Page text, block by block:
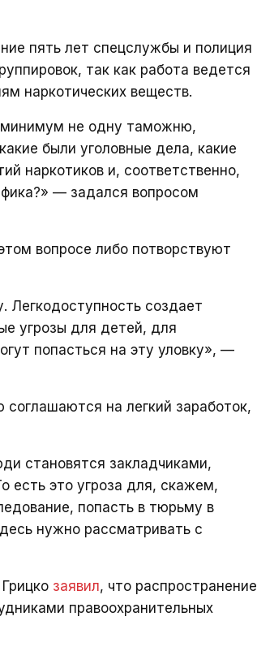
пять лет спецслужбы и полиция
так как работа ведется
наркотических веществ.
минимум не одну таможню,
были уголовные дела, какие
наркотиков и, соответственно,
— задался вопросом
вопросе либо потворствуют
Легкодоступность создает
угрозы для детей, для
попасться на эту уловку», —
на легкий заработок,
становятся закладчиками,
есть это угроза для, скажем,
попасть в тюрьму в
нужно рассматривать с
заявил, что распространение
правоохранительных